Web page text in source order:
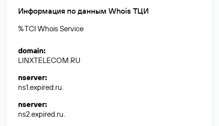
Информация по данным Whois ТЦИ
% TCI Whois Service
domain:
LINXTELECOM.RU
nserver:
ns1.expired.ru.
nserver:
ns2.expired.ru.